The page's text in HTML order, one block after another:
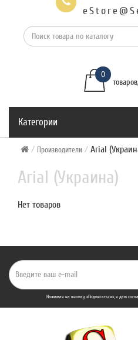
0
Категории
Производители Arial
Arial (Украина)
Нет товаров
Нажимая на кнопку «Подписаться», я даю